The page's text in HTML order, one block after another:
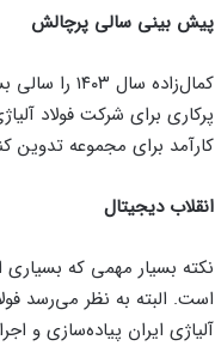
پیش بینی سالی پرچالش
کمال‌زاده
پرکاری برای شرکت فولاد
کارآمد برای مجموعه تدوین
انقلاب دیجیتال
نکته بسیار مهمی که بسیاری
است. البته به نظر می‌رسد
آلیاژی ایران پیاده‌سازی و